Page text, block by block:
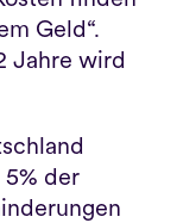
Geld“.
Jahre wird
der